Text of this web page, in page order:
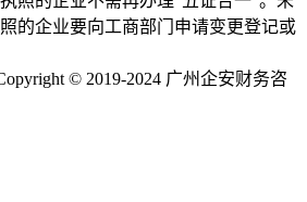
的企业要向工商部门申请变更登记或
© 2019-2024 广州企安财务咨